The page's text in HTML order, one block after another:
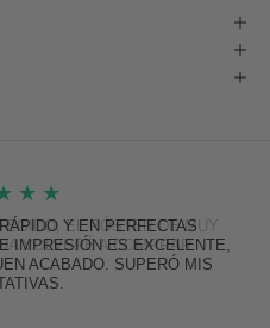
★ ★
Y EN PERFECTAS
IMPRESIÓN ES EXCELENTE,
ACABADO. SUPERÓ MIS